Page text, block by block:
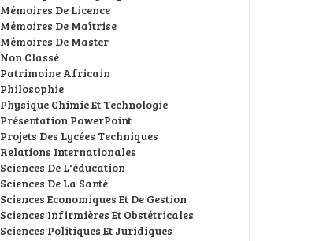
Mémoires De Licence
Mémoires De Maîtrise
Mémoires De Master
Non Classé
Patrimoine Africain
Philosophie
Physique Chimie Et Technologie
Présentation PowerPoint
Projets Des Lycées Techniques
Relations Internationales
Sciences De L'éducation
Sciences De La Santé
Sciences Economiques Et De Gestion
Sciences Infirmières Et Obstétricales
Sciences Politiques Et Juridiques